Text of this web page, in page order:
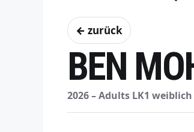
← zurück
BEN
2026 – Adults LK1